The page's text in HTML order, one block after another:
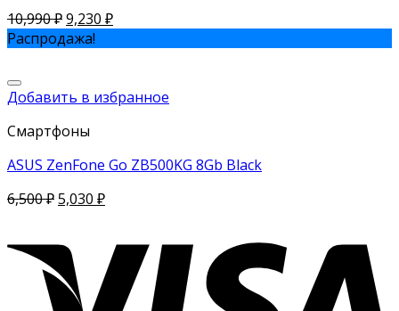
10,990₽9,230 ₽
Распродажа!
Добавить в избранное
Смартфоны
ASUS ZenFone Go ZB500KG 8Gb Black
6,500₽5,030 ₽